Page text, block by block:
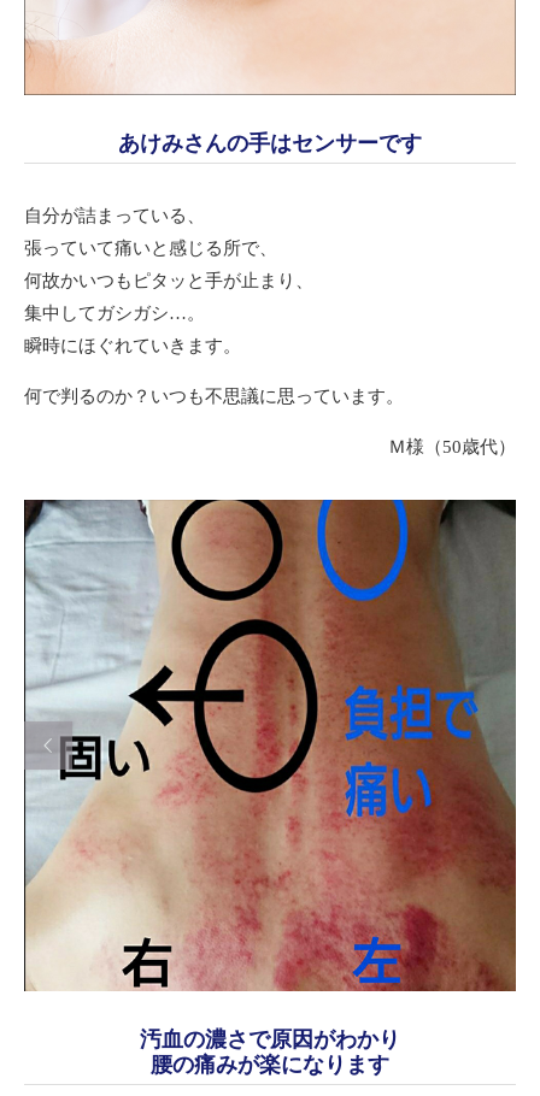
あけみさんの手はセンサーです
自分が詰まっている、
張っていて痛いと感じる所で、
何故かいつもピタッと手が止まり、
集中してガシガシ…。
瞬時にほぐれていきます。
何で判るのか？いつも不思議に思っています。
Ｍ様（50歳代）

汚血の濃さで原因がわかり
腰の痛みが楽になります